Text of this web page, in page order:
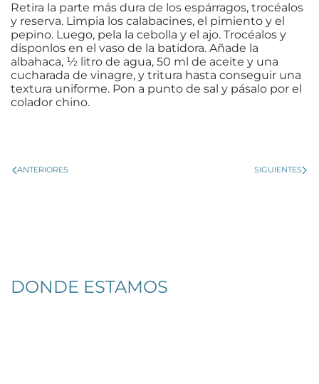
Retira la parte más dura de los espárragos, trocéalos
y reserva. Limpia los calabacines, el pimiento y el
pepino. Luego, pela la cebolla y el ajo. Trocéalos y
disponlos en el vaso de la batidora. Añade la
albahaca, ½ litro de agua, 50 ml de aceite y una
cucharada de vinagre, y tritura hasta conseguir una
textura uniforme. Pon a punto de sal y pásalo por el
colador chino.
ANTERIORES SIGUIENTES
DONDE ESTAMOS